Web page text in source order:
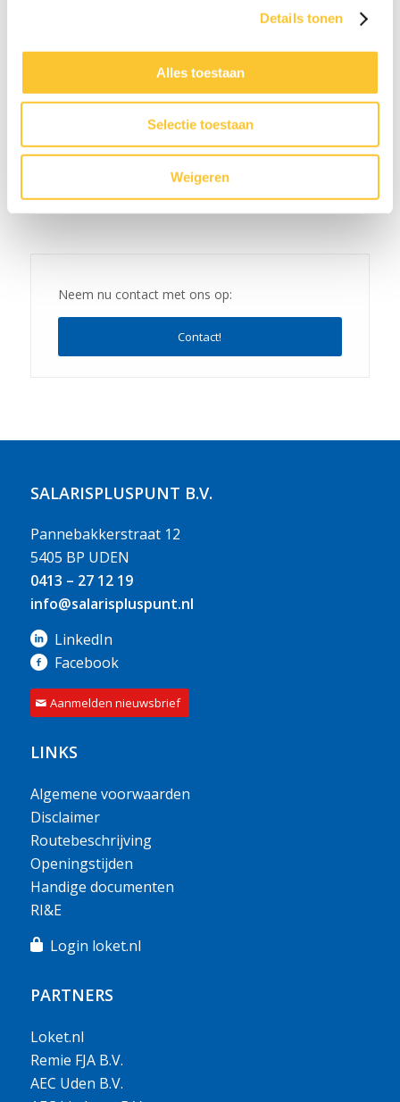
Details tonen
Alles toestaan
Selectie toestaan
Weigeren
Wijziging onbelaste reiskostenvergoeding
Pensioen met ingang van 1 januari 2027 & CAO-
verhogingen
Neem nu contact met ons op:
Contact!
SALARISPLUSPUNT B.V.
Pannebakkerstraat 12
5405 BP UDEN
0413 – 27 12 19
info@salarispluspunt.nl
LinkedIn
Facebook
Aanmelden nieuwsbrief
LINKS
Algemene voorwaarden
Disclaimer
Routebeschrijving
Openingstijden
Handige documenten
RI&E
Login loket.nl
PARTNERS
Loket.nl
Remie FJA B.V.
AEC Uden B.V.